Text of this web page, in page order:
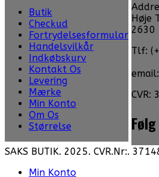
Butik
Checkud
Fortrydelsesformular
Handelsvilkår
Indkøbskurv
Kontakt Os
Levering
Mærke
Min Konto
Om Os
Størrelse
Høje
2630
Tlf:
CVR:
SAKS BUTIK. 2025. CVR.Nr:.
Min Konto